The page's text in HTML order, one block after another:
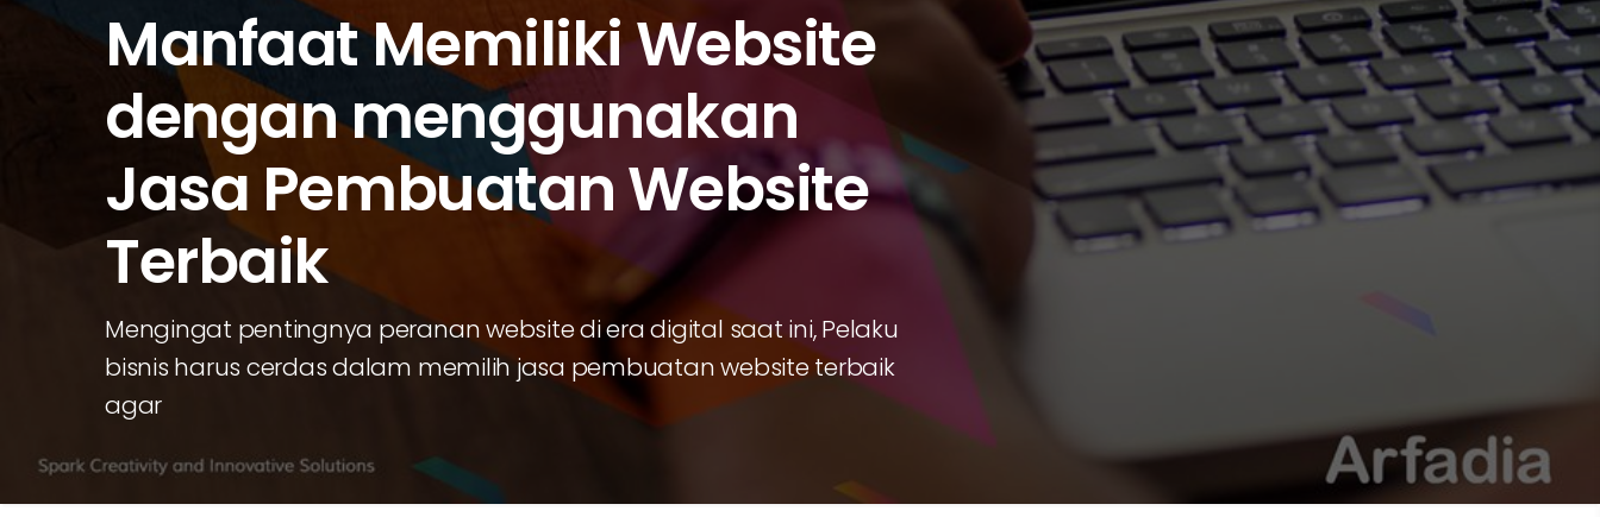
Manfaat Memiliki Website
dengan menggunakan
Jasa Pembuatan Website
Terbaik
Mengingat pentingnya peranan website di era digital saat ini, Pelaku
bisnis harus cerdas dalam memilih jasa pembuatan website terbaik
agar